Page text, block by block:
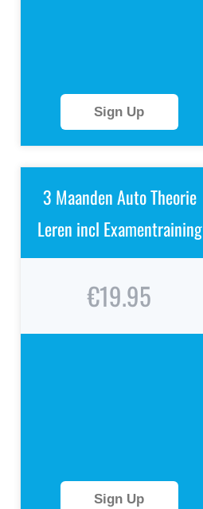
Sign Up
3 Maanden Auto Theorie
Leren incl Examentraining
€19.95
Sign Up